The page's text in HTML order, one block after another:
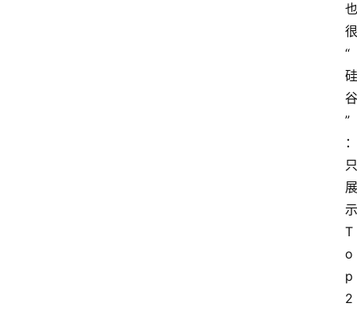
也
很
“
硅
谷
”
：
只
展
示
T
o
p
2